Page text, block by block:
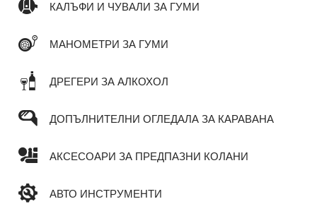
КАЛЪФИ И ЧУВАЛИ ЗА ГУМИ
МАНОМЕТРИ ЗА ГУМИ
ДРЕГЕРИ ЗА АЛКОХОЛ
ДОПЪЛНИТЕЛНИ ОГЛЕДАЛА ЗА КАРАВАНА
АКСЕСОАРИ ЗА ПРЕДПАЗНИ КОЛАНИ
АВТО ИНСТРУМЕНТИ